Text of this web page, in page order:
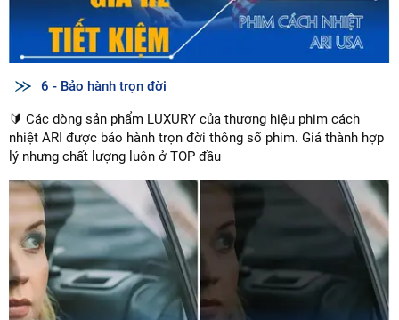
6 - Bảo hành trọn đời
🔰 Các dòng sản phẩm LUXURY của thương hiệu phim cách
nhiệt ARI được bảo hành trọn đời thông số phim. Giá thành hợp
lý nhưng chất lượng luôn ở TOP đầu